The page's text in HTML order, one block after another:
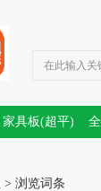
家具板(超平)
> 浏览词条